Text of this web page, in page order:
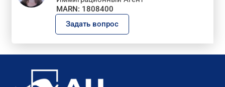
MARN: 1808400
Задать вопрос